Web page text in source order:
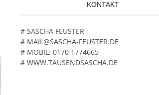
KONTAKT
# SASCHA FEUSTER
# MAIL@SASCHA-FEUSTER.DE
# MOBIL: 0170 1774665
# WWW.TAUSENDSASCHA.DE